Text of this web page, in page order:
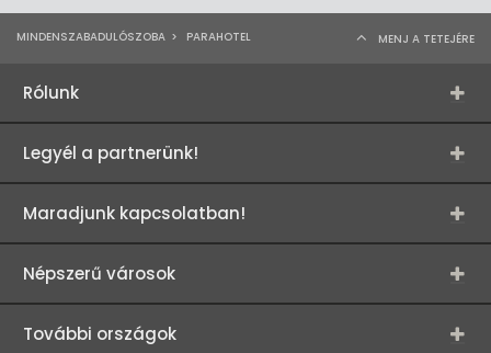
MINDENSZABADULÓSZOBA > PARAHOTEL MENJ A TETEJÉRE
Rólunk
Legyél a partnerünk!
Maradjunk kapcsolatban!
Népszerű városok
További országok